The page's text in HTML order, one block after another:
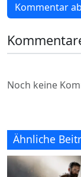
Kommentar
Noch keine
Ähnliche